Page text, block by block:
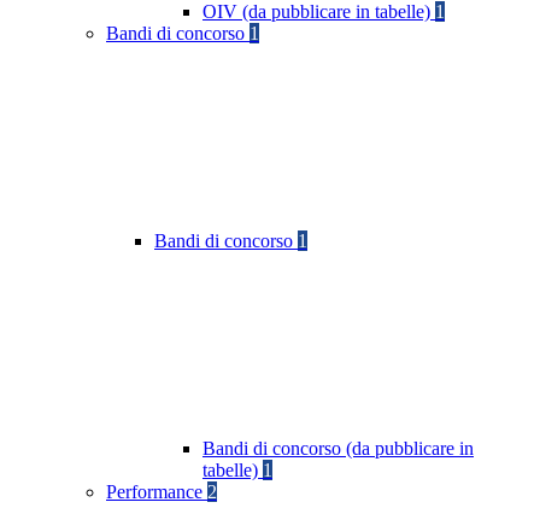
OIV (da pubblicare in tabelle) 1
Bandi di concorso 1
Bandi di concorso 1
Bandi di concorso (da pubblicare in
tabelle) 1
Performance 2